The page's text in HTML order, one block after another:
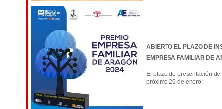
ABIERTO EL PLAZO DE
EMPRESA FAMILIAR DE
El plazo de presentación
próximo 26 de enero.